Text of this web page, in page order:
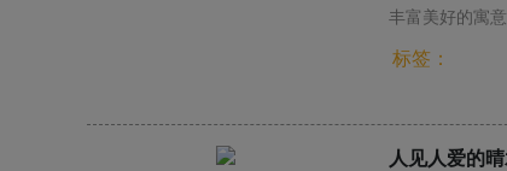
丰富美好的寓意
标签：
人见人爱的